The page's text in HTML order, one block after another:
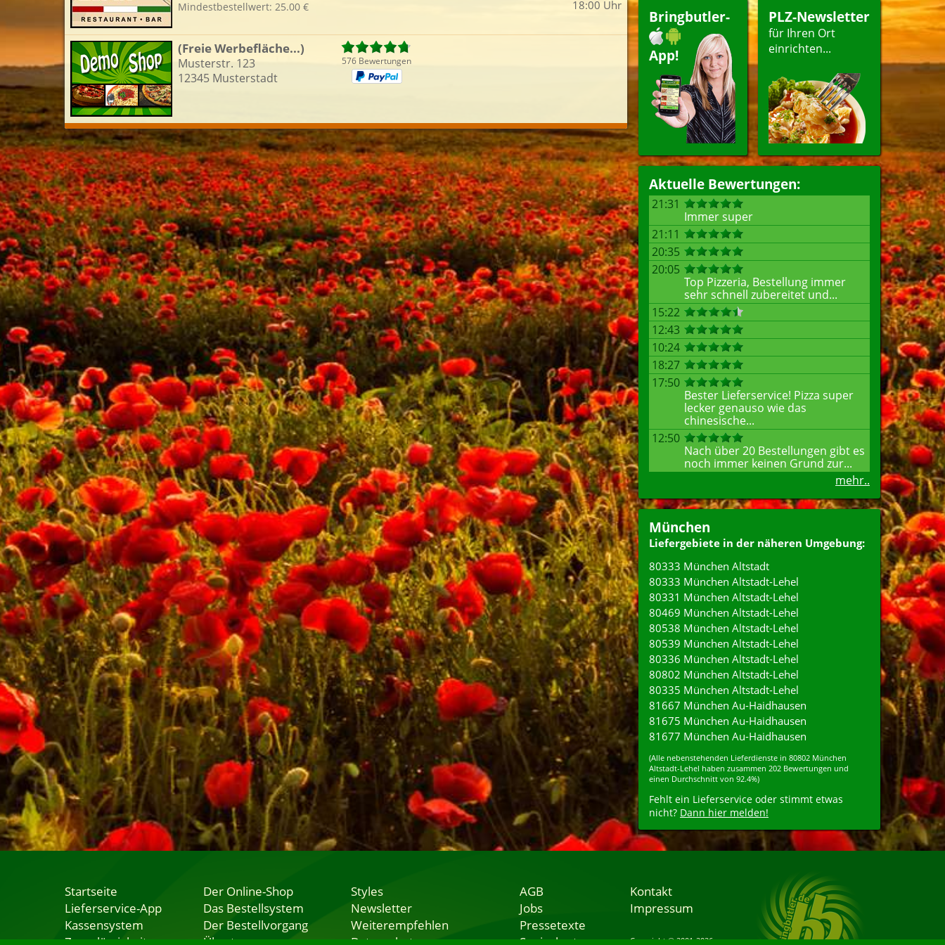
Bringbutler-
App!
PLZ-Newsletter
für Ihren Ort
einrichten...
Aktuelle Bewertungen:
21:31
Immer super
21:11
20:35
20:05
Top Pizzeria, Bestellung immer
sehr schnell zubereitet und...
15:22
12:43
10:24
18:27
17:50
Bester Lieferservice! Pizza super
lecker genauso wie das
chinesische...
12:50
Nach über 20 Bestellungen gibt es
noch immer keinen Grund zur...
mehr..
München
Liefergebiete in der näheren Umgebung:
80333 München Altstadt
80333 München Altstadt-Lehel
80331 München Altstadt-Lehel
80469 München Altstadt-Lehel
80538 München Altstadt-Lehel
80539 München Altstadt-Lehel
80336 München Altstadt-Lehel
80802 München Altstadt-Lehel
80335 München Altstadt-Lehel
81667 München Au-Haidhausen
81675 München Au-Haidhausen
81677 München Au-Haidhausen
(Alle nebenstehenden Lieferdienste in 80802 München
Altstadt-Lehel haben zusammen 202 Bewertungen und
einen Durchschnitt von 92.4%)
Fehlt ein Lieferservice oder stimmt etwas
nicht? Dann hier melden!
sofort
für um : Uhr bestellen
Mindestbestellwert: 25.00 €
18:00 Uhr
(Freie Werbefläche...)
Musterstr. 123
12345 Musterstadt
576 Bewertungen
Startseite
Lieferservice-App
Kassensystem
Zuverlässigkeit
Der Online-Shop
Das Bestellsystem
Der Bestellvorgang
Übertragung
Styles
Newsletter
Weiterempfehlen
Datenschutz
AGB
Jobs
Pressetexte
Speisekarten
Kontakt
Impressum
Copyright © 2001-2026